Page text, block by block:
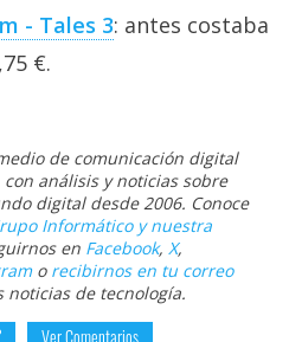
- Tales 3: antes costaba
€.
de comunicación digital
análisis y noticias sobre
digital desde 2006. Conoce
Informático y nuestra
en Facebook, X,
o recibirnos en tu correo
de tecnología.
Ver Comentarios